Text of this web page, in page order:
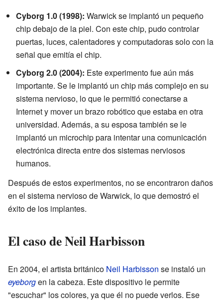
Cyborg 1.0 (1998): Warwick se implantó un pequeño
chip debajo de la piel. Con este chip, pudo controlar
puertas, luces, calentadores y computadoras solo con la
señal que emitía el chip.
Cyborg 2.0 (2004): Este experimento fue aún más
importante. Se le implantó un chip más complejo en su
sistema nervioso, lo que le permitió conectarse a
Internet y mover un brazo robótico que estaba en otra
universidad. Además, a su esposa también se le
implantó un microchip para intentar una comunicación
electrónica directa entre dos sistemas nerviosos
humanos.
Después de estos experimentos, no se encontraron daños
en el sistema nervioso de Warwick, lo que demostró el
éxito de los implantes.
El caso de Neil Harbisson
En 2004, el artista británico Neil Harbisson se instaló un
eyeborgen la cabeza. Este dispositivo le permite
"escuchar" los colores, ya que él no puede verlos. Ese